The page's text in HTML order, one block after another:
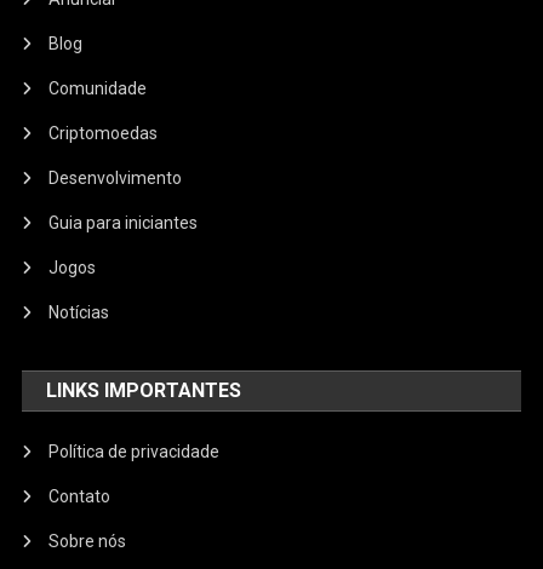
Blog
Comunidade
Criptomoedas
Desenvolvimento
Guia para iniciantes
Jogos
Notícias
LINKS IMPORTANTES
Política de privacidade
Contato
Sobre nós